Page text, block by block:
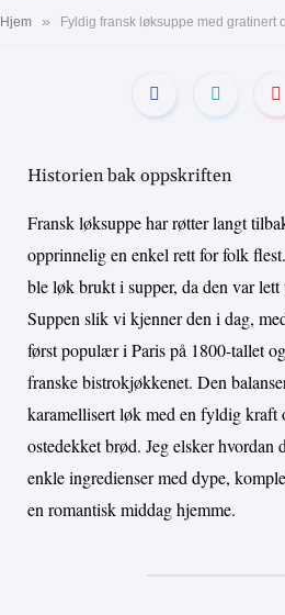
Hjem »
Historien bak oppskriften
Fransk løksuppe har røtter langt
opprinnelig en enkel rett for folk
ble løk brukt i supper, da den var
Suppen slik vi kjenner den i dag,
først populær i Paris på 1800-tallet
franske bistrokjøkkenet. Den
karamellisert løk med en fyldig kraft
ostedekket brød. Jeg elsker hvordan
enkle ingredienser med dype,
en romantisk middag hjemme.